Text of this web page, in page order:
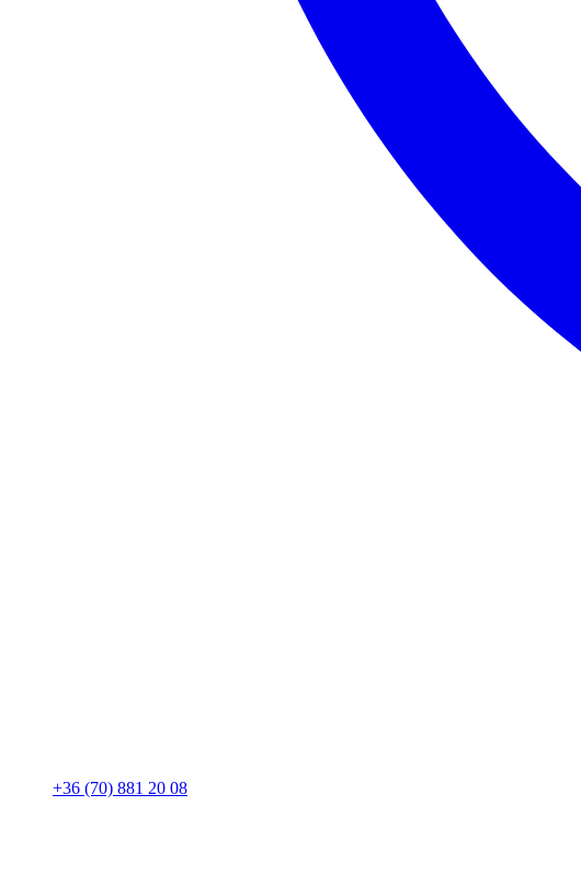
+36 (70) 881 20 08